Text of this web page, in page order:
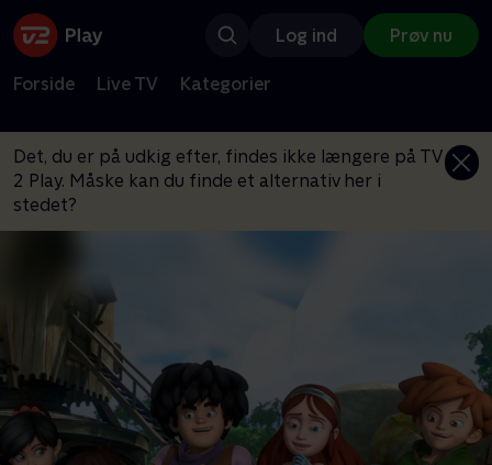
Log ind Prøv nu
Forside Live TV Kategorier
Det, du er på udkig efter, findes ikke længere på TV
2 Play. Måske kan du finde et alternativ her i
stedet?